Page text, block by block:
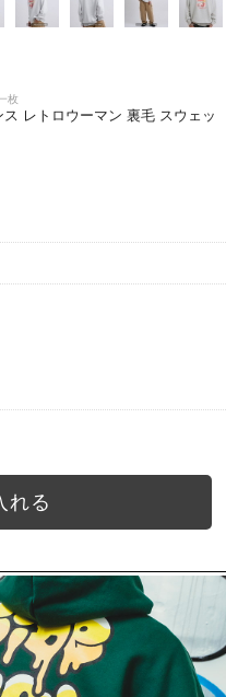
枚
レトロウーマン 裏毛 スウェッ
れる